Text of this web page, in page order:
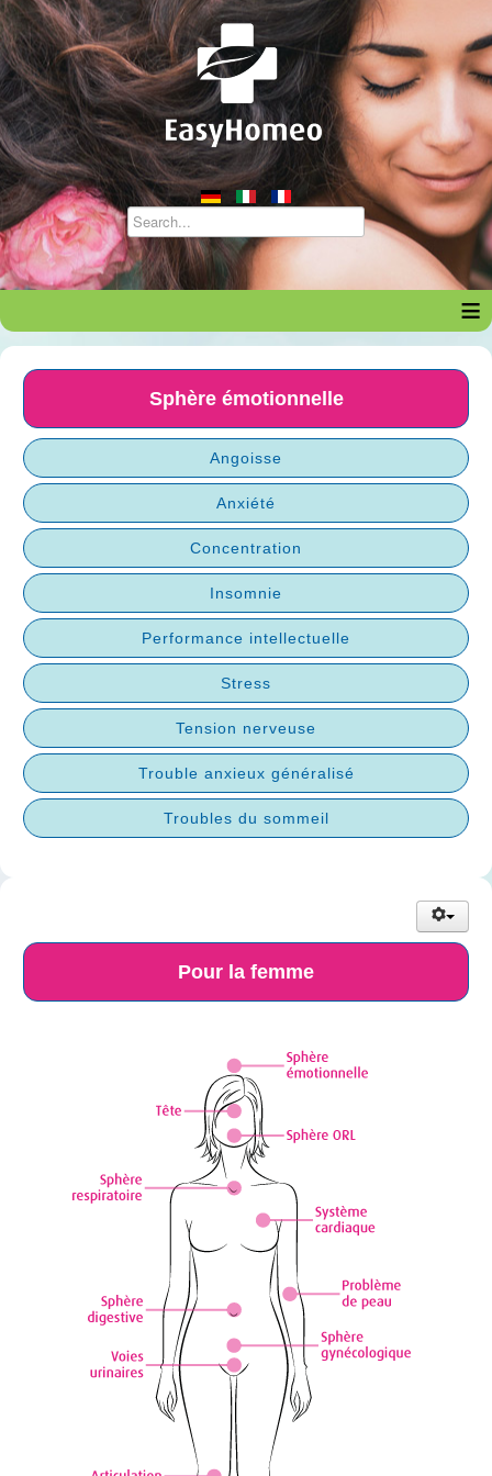
≡
Sphère émotionnelle
Angoisse
Anxiété
Concentration
Insomnie
Performance intellectuelle
Stress
Tension nerveuse
Trouble anxieux généralisé
Troubles du sommeil
Pour la femme